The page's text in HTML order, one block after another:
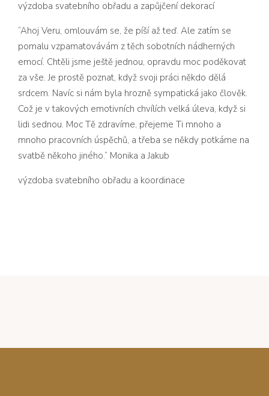
výzdoba svatebního obřadu a zapůjčení dekorací
“Ahoj Veru, omlouvám se, že píší až teď. Ale zatím se
pomalu vzpamatovávám z těch sobotních nádherných
emocí. Chtěli jsme ještě jednou, opravdu moc poděkovat
za vše. Je prostě poznat, když svoji práci někdo dělá
srdcem. Navíc si nám byla hrozně sympatická jako člověk.
Což je v takových emotivních chvílích velká úleva, když si
lidi sednou. Moc Tě zdravíme, přejeme Ti mnoho a
mnoho pracovních úspěchů, a třeba se někdy potkáme na
svatbě někoho jiného.“ Monika a Jakub
výzdoba svatebního obřadu a koordinace